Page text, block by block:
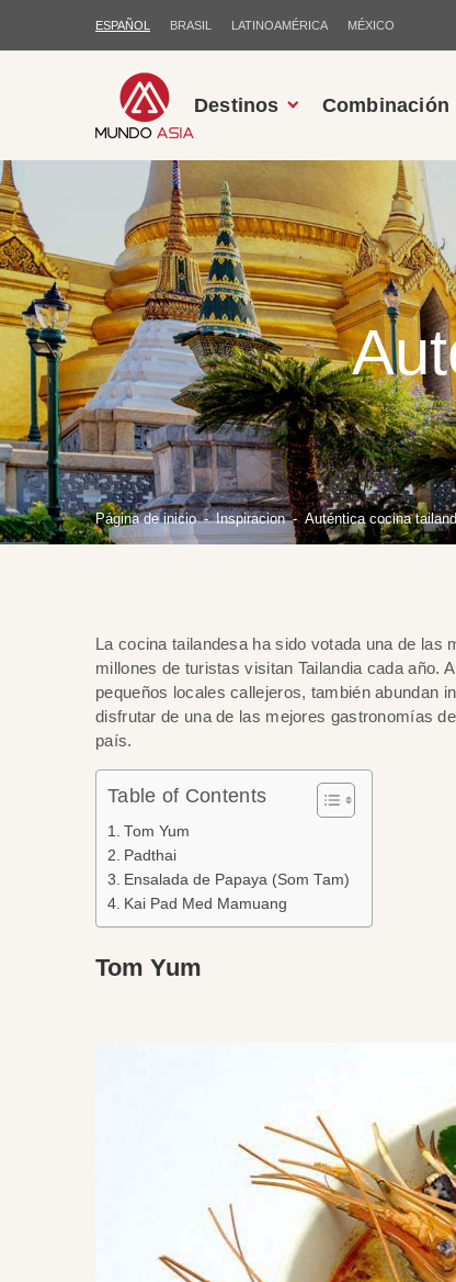
ESPAÑOL BRASIL LATINOAMÉRICA MÉXICO
Destinos Combinación
Página de inicio Inspiracion Auténtica cocina
La cocina tailandesa ha sido votada una de las
millones de turistas visitan Tailandia cada año.
pequeños locales callejeros, también abundan
disfrutar de una de las mejores gastronomías
país.
Table of Contents
Tom Yum
Padthai
Ensalada de Papaya (Som Tam)
Kai Pad Med Mamuang
Tom Yum